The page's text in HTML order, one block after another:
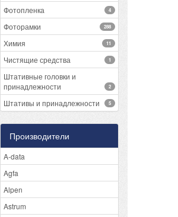
Фотопленка 4
Фоторамки 288
Химия 11
Чистящие средства 1
Штативные головки и
принадлежности
2
Штативы и принадлежности 5
Производители
A-data
Agfa
Alpen
Astrum